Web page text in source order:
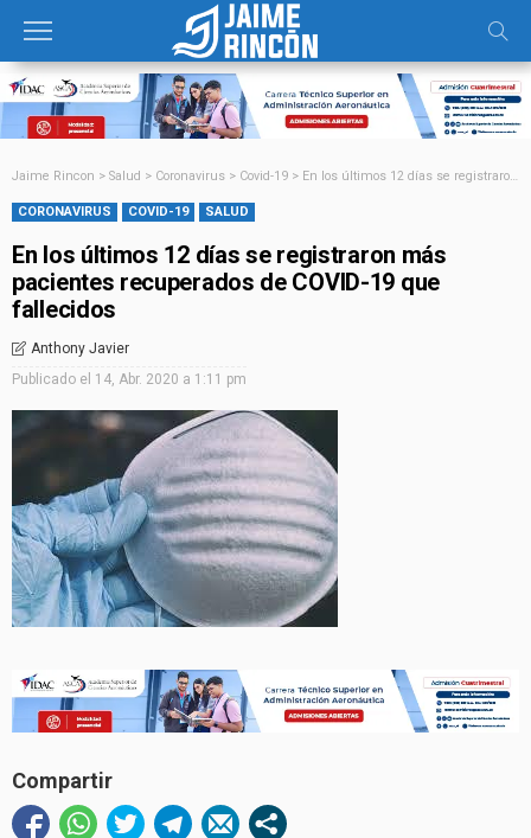
Jaime Rincon > Salud > Coronavirus > Covid-19 > En los últimos 12 días se registraron más pacientes recuperados de COVID-19 que fallecidos
CORONAVIRUS COVID-19 SALUD
En los últimos 12 días se registraron más
pacientes recuperados de COVID-19 que
fallecidos
Anthony Javier
Publicado el 14, Abr. 2020 a 1:11 pm
Compartir